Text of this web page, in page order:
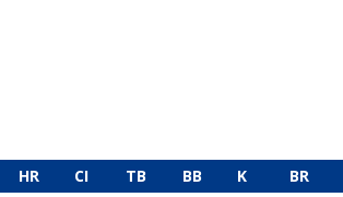
HR CI TB BB K BR